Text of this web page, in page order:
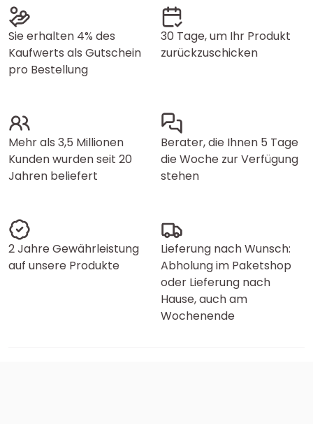
Sie erhalten 4% des
Kaufwerts als Gutschein
pro Bestellung
30 Tage, um Ihr Produkt
zurückzuschicken
Mehr als 3,5 Millionen
Kunden wurden seit 20
Jahren beliefert
Berater, die Ihnen 5 Tage
die Woche zur Verfügung
stehen
2 Jahre Gewährleistung
auf unsere Produkte
Lieferung nach Wunsch:
Abholung im Paketshop
oder Lieferung nach
Hause, auch am
Wochenende